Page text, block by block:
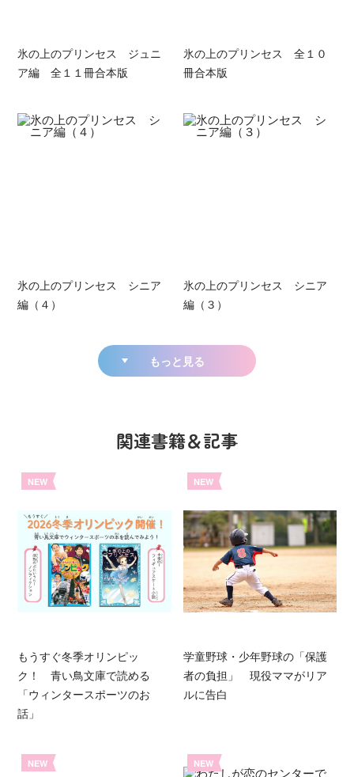
氷の上のプリンセス ジュニ
ア編 全１１冊合本版
氷の上のプリンセス 全１０
冊合本版
氷の上のプリンセス シニア
編（４）
氷の上のプリンセス シニア
編（３）
もっと見る
関連書籍＆記事
NEW
もうすぐ冬季オリンピッ
ク！ 青い鳥文庫で読める
「ウィンタースポーツのお
話」
NEW
学童野球・少年野球の「保護
者の負担」 現役ママがリア
ルに告白
NEW NEW